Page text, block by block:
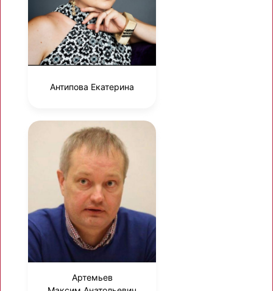
Антипова Екатерина
Артемьев